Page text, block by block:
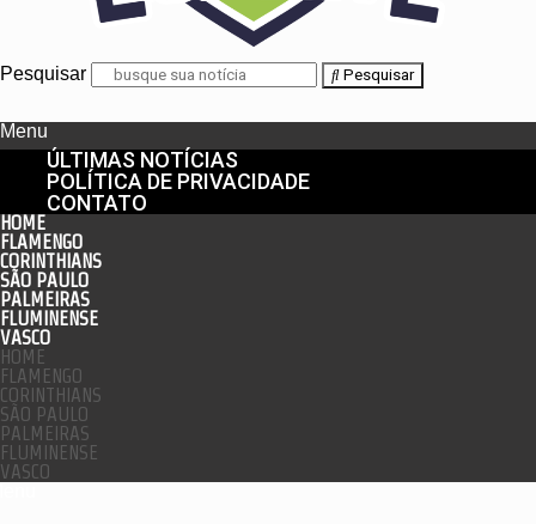
Pesquisar Pesquisar
Menu
ÚLTIMAS NOTÍCIAS
POLÍTICA DE PRIVACIDADE
CONTATO
HOME
FLAMENGO
CORINTHIANS
SÃO PAULO
PALMEIRAS
FLUMINENSE
VASCO
HOME
FLAMENGO
CORINTHIANS
SÃO PAULO
PALMEIRAS
FLUMINENSE
VASCO